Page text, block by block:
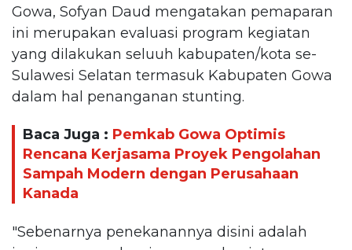
Gowa, Sofyan Daud mengatakan pemaparan
ini merupakan evaluasi program kegiatan
yang dilakukan seluuh kabupaten/kota se-
Sulawesi Selatan termasuk Kabupaten Gowa
dalam hal penanganan stunting.
Baca Juga : Pemkab Gowa Optimis
Rencana Kerjasama Proyek Pengolahan
Sampah Modern dengan Perusahaan
Kanada
"Sebenarnya penekanannya disini adalah